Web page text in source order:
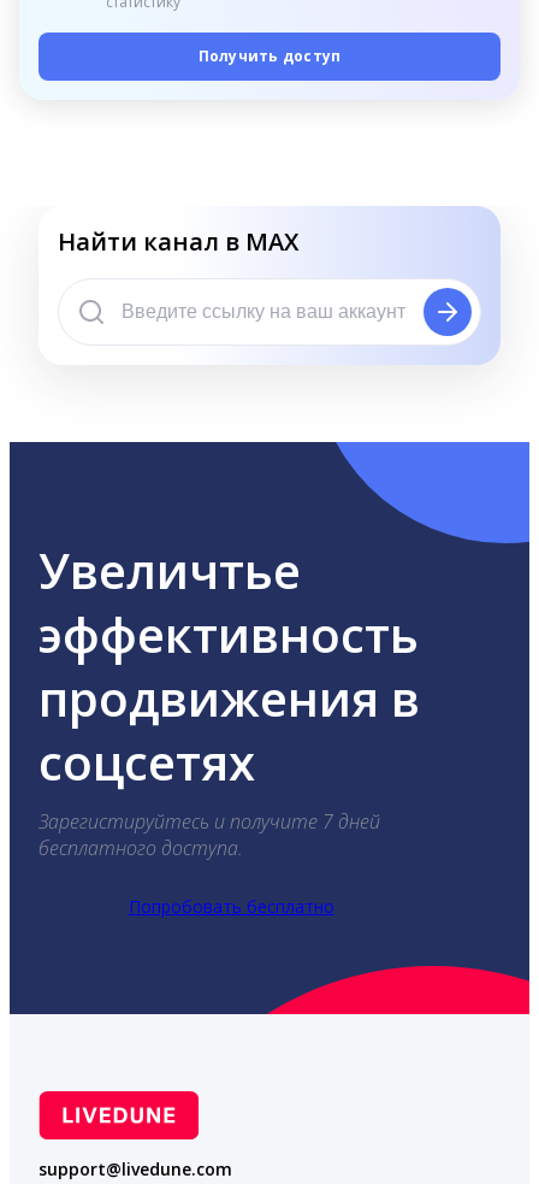
Получить доступ
Найти канал в MAX
Увеличтье
эффективность
продвижения в
соцсетях
Зарегистируйтесь и получите 7 дней
бесплатного доступа.
Попробовать бесплатно
support@livedune.com